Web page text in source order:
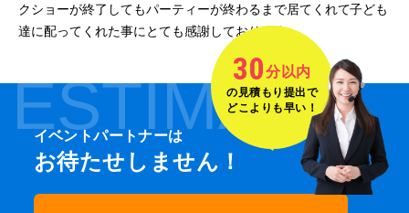
クショーが終了してもパーティーが終わるまで居てくれて子ども
達に配ってくれた事にとても感謝しております。
ESTIMATE
イベントパートナーは
お待たせしません！
30分以内
の見積もり提出で
どこよりも早い！